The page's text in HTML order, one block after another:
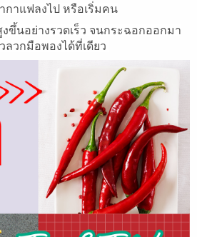
ากาแฟลงไป หรือเริ่มคน
นอย่างรวดเร็ว จนกระฉอกออกมา
ลวกมือพองได้ที่เดียว